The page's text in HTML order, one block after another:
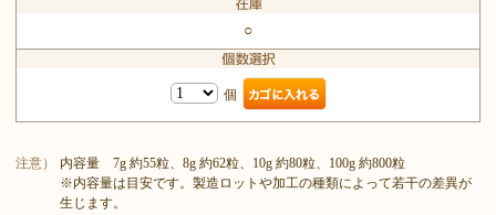
○
個
注意）
内容量 7g 約55粒、8g 約62粒、10g 約80粒、100g 約800粒
※内容量は目安です。製造ロットや加工の種類によって若干の差異が
生じます。